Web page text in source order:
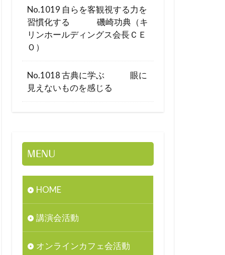
No.1019 自らを客観視する力を
習慣化する 磯崎功典（キ
リンホールディングス会長ＣＥ
Ｏ）
No.1018 古典に学ぶ 眼に
見えないものを感じる
MENU
HOME
講演会活動
オンラインカフェ会活動